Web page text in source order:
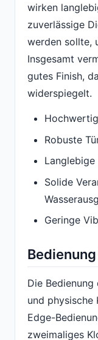
wirken
zuverlässige
werden sollte,
Insgesamt
gutes Finish,
widerspiegelt.
Robuste
Solide
Geringe
Die
und
Edge-
zweimaliges